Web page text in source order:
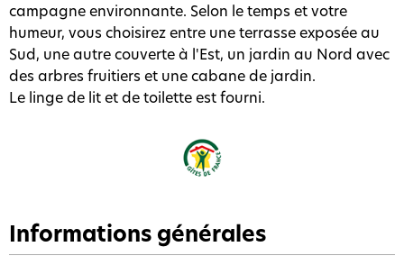
campagne environnante. Selon le temps et votre
humeur, vous choisirez entre une terrasse exposée au
Sud, une autre couverte à l'Est, un jardin au Nord avec
des arbres fruitiers et une cabane de jardin.
Le linge de lit et de toilette est fourni.
Informations générales